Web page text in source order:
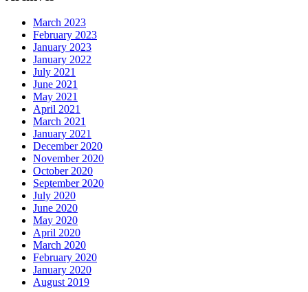
March 2023
February 2023
January 2023
January 2022
July 2021
June 2021
May 2021
April 2021
March 2021
January 2021
December 2020
November 2020
October 2020
September 2020
July 2020
June 2020
May 2020
April 2020
March 2020
February 2020
January 2020
August 2019